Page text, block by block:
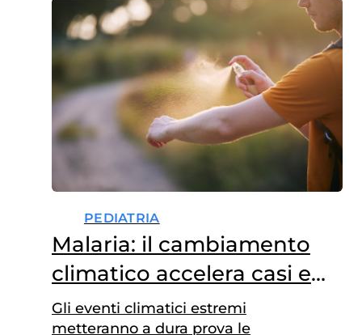
PEDIATRIA
Malaria: il cambiamento
climatico accelera casi e
decessi
Gli eventi climatici estremi
metteranno a dura prova le